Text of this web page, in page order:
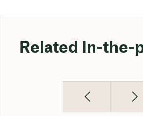
Related In-the-